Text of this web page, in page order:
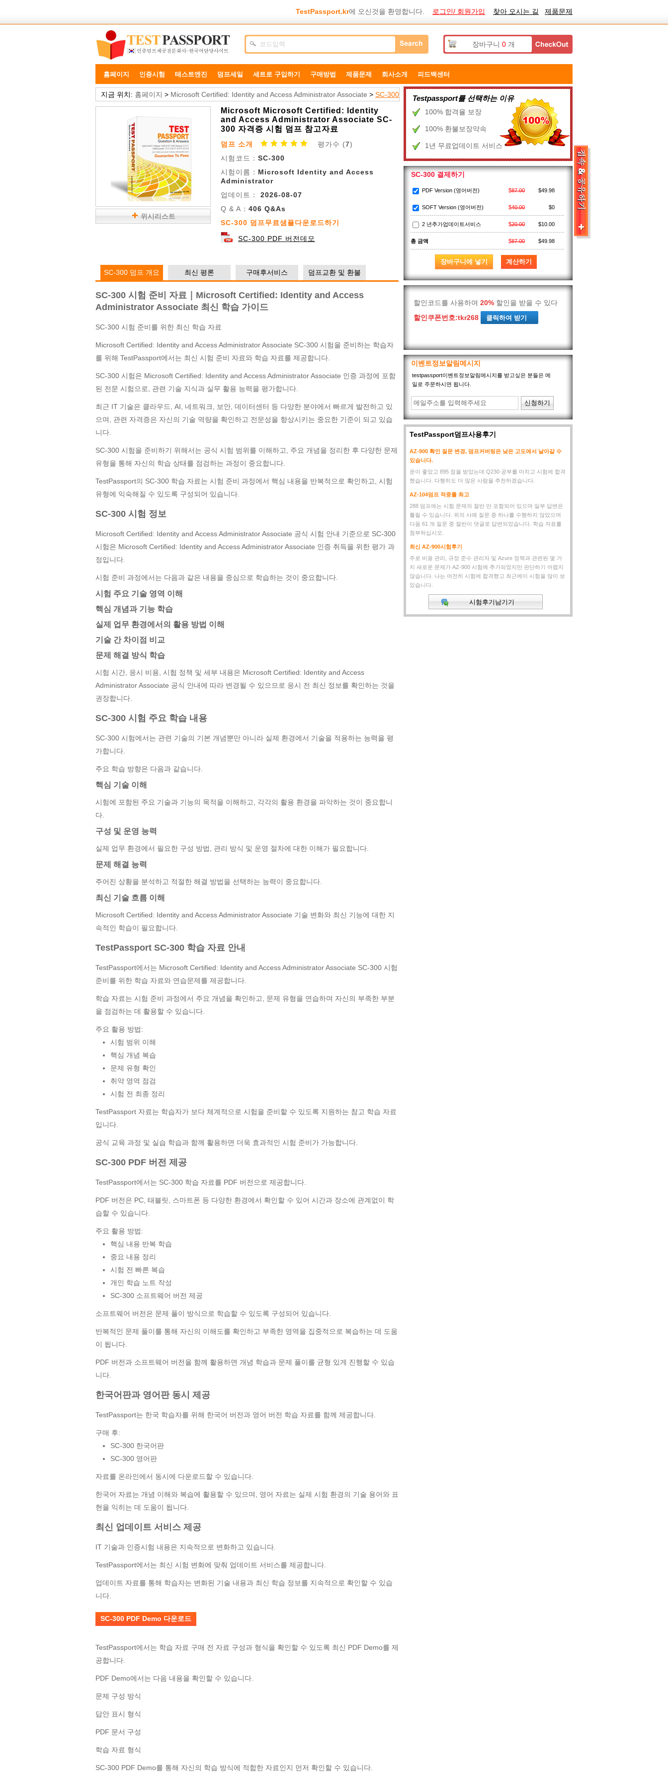
TestPassport.kr에 오신것을 환영합니다. 로그인/ 회원가입 찾아 오시는 길 제품문제
장바구니 0개
홈페이지 인증시험 테스트엔진 덤프세일 세트로 구입하기 구매방법 제품문제 희사소개 피드백센터
지금 위치: 홈페이지 > Microsoft Certified: Identity and Access Administrator Associate > SC-300
위시리스트
Microsoft Microsoft Certified: Identity
and Access Administrator Associate SC-
300 자격증 시험 덤프 참고자료
덤프 소개 평가수 (7)
시험코드： SC-300
시험이름： Microsoft Identity and Access
Administrator
업데이트：
2026-08-07
Q & A： 406 Q&As
SC-300 덤프무료샘플다운로드하기
SC-300 PDF 버전데모
SC-300 덤프 개요 최신 평론 구매후서비스 덤프교환 및 환불
SC-300 시험 준비 자료｜Microsoft Certified: Identity and Access
Administrator Associate 최신 학습 가이드
SC-300 시험 준비를 위한 최신 학습 자료
Microsoft Certified: Identity and Access Administrator Associate SC-300 시험을 준비하는 학습자
를 위해 TestPassport에서는 최신 시험 준비 자료와 학습 자료를 제공합니다.
SC-300 시험은 Microsoft Certified: Identity and Access Administrator Associate 인증 과정에 포함
된 전문 시험으로, 관련 기술 지식과 실무 활용 능력을 평가합니다.
최근 IT 기술은 클라우드, AI, 네트워크, 보안, 데이터센터 등 다양한 분야에서 빠르게 발전하고 있
으며, 관련 자격증은 자신의 기술 역량을 확인하고 전문성을 향상시키는 중요한 기준이 되고 있습
니다.
SC-300 시험을 준비하기 위해서는 공식 시험 범위를 이해하고, 주요 개념을 정리한 후 다양한 문제
유형을 통해 자신의 학습 상태를 점검하는 과정이 중요합니다.
TestPassport의 SC-300 학습 자료는 시험 준비 과정에서 핵심 내용을 반복적으로 확인하고, 시험
유형에 익숙해질 수 있도록 구성되어 있습니다.
SC-300 시험 정보
Microsoft Certified: Identity and Access Administrator Associate 공식 시험 안내 기준으로 SC-300
시험은 Microsoft Certified: Identity and Access Administrator Associate 인증 취득을 위한 평가 과
정입니다.
시험 준비 과정에서는 다음과 같은 내용을 중심으로 학습하는 것이 중요합니다.
시험 주요 기술 영역 이해
핵심 개념과 기능 학습
실제 업무 환경에서의 활용 방법 이해
기술 간 차이점 비교
문제 해결 방식 학습
시험 시간, 응시 비용, 시험 정책 및 세부 내용은 Microsoft Certified: Identity and Access
Administrator Associate 공식 안내에 따라 변경될 수 있으므로 응시 전 최신 정보를 확인하는 것을
권장합니다.
SC-300 시험 주요 학습 내용
SC-300 시험에서는 관련 기술의 기본 개념뿐만 아니라 실제 환경에서 기술을 적용하는 능력을 평
가합니다.
주요 학습 방향은 다음과 같습니다.
핵심 기술 이해
시험에 포함된 주요 기술과 기능의 목적을 이해하고, 각각의 활용 환경을 파악하는 것이 중요합니
다.
구성 및 운영 능력
실제 업무 환경에서 필요한 구성 방법, 관리 방식 및 운영 절차에 대한 이해가 필요합니다.
문제 해결 능력
주어진 상황을 분석하고 적절한 해결 방법을 선택하는 능력이 중요합니다.
최신 기술 흐름 이해
Microsoft Certified: Identity and Access Administrator Associate 기술 변화와 최신 기능에 대한 지
속적인 학습이 필요합니다.
TestPassport SC-300 학습 자료 안내
TestPassport에서는 Microsoft Certified: Identity and Access Administrator Associate SC-300 시험
준비를 위한 학습 자료와 연습문제를 제공합니다.
학습 자료는 시험 준비 과정에서 주요 개념을 확인하고, 문제 유형을 연습하며 자신의 부족한 부분
을 점검하는 데 활용할 수 있습니다.
주요 활용 방법:
시험 범위 이해
핵심 개념 복습
문제 유형 확인
취약 영역 점검
시험 전 최종 정리
TestPassport 자료는 학습자가 보다 체계적으로 시험을 준비할 수 있도록 지원하는 참고 학습 자료
입니다.
공식 교육 과정 및 실습 학습과 함께 활용하면 더욱 효과적인 시험 준비가 가능합니다.
SC-300 PDF 버전 제공
TestPassport에서는 SC-300 학습 자료를 PDF 버전으로 제공합니다.
PDF 버전은 PC, 태블릿, 스마트폰 등 다양한 환경에서 확인할 수 있어 시간과 장소에 관계없이 학
습할 수 있습니다.
주요 활용 방법:
핵심 내용 반복 학습
중요 내용 정리
시험 전 빠른 복습
개인 학습 노트 작성
SC-300 소프트웨어 버전 제공
소프트웨어 버전은 문제 풀이 방식으로 학습할 수 있도록 구성되어 있습니다.
반복적인 문제 풀이를 통해 자신의 이해도를 확인하고 부족한 영역을 집중적으로 복습하는 데 도움
이 됩니다.
PDF 버전과 소프트웨어 버전을 함께 활용하면 개념 학습과 문제 풀이를 균형 있게 진행할 수 있습
니다.
한국어판과 영어판 동시 제공
TestPassport는 한국 학습자를 위해 한국어 버전과 영어 버전 학습 자료를 함께 제공합니다.
구매 후:
SC-300 한국어판
SC-300 영어판
자료를 온라인에서 동시에 다운로드할 수 있습니다.
한국어 자료는 개념 이해와 복습에 활용할 수 있으며, 영어 자료는 실제 시험 환경의 기술 용어와 표
현을 익히는 데 도움이 됩니다.
최신 업데이트 서비스 제공
IT 기술과 인증시험 내용은 지속적으로 변화하고 있습니다.
TestPassport에서는 최신 시험 변화에 맞춰 업데이트 서비스를 제공합니다.
업데이트 자료를 통해 학습자는 변화된 기술 내용과 최신 학습 정보를 지속적으로 확인할 수 있습
니다.
SC-300 PDF Demo 다운로드
TestPassport에서는 학습 자료 구매 전 자료 구성과 형식을 확인할 수 있도록 최신 PDF Demo를 제
공합니다.
PDF Demo에서는 다음 내용을 확인할 수 있습니다.
문제 구성 방식
답안 표시 형식
PDF 문서 구성
학습 자료 형식
SC-300 PDF Demo를 통해 자신의 학습 방식에 적합한 자료인지 먼저 확인할 수 있습니다.
Testpassport를 선택하는 이유
100% 합격율 보장
100% 환불보장약속
1년 무료업데이트 서비스
SC-300 결제하기
PDF Version (영어버전) $87.00 $49.98
SOFT Version (영어버전) $40.00 $0
2 년추가업데이트서비스 $20.00 $10.00
총 금액 $87.00 $49.98
할인코드를 사용하여 20% 할인을 받을 수 있다
할인쿠폰번호:tkr268
이벤트정보알림메시지
testpassport이벤트정보알림메시지를 받고싶은 분들은 메
일로 주문하시면 됩니다.
TestPassport덤프사용후기
AZ-900 확인 질문 변경, 덤프커버링은 낮은 고도에서 날아갈 수
있습니다.
운이 좋았고 895 점을 받았는데 Q230 공부를 마치고 시험에 합격
했습니다. 다행히도 더 많은 사람을 추천하겠습니다.
AZ-104덤프 적중률 최고
288 덤프에는 시험 문제의 절반 만 포함되어 있으며 일부 답변은
틀릴 수 있습니다. 위의 사례 질문 중 하나를 수행하지 않았으며
다음 61 개 질문 중 절반이 댓글로 답변되었습니다. 학습 자료를
첨부하십시오.
최신 AZ-900시험후기
주로 비용 관리, 규정 준수 관리자 및 Azure 정책과 관련된 몇 가
지 새로운 문제가 AZ-900 시험에 추가되었지만 판단하기 어렵지
않습니다. 나는 여전히 시험에 합격했고 최근에이 시험을 많이 보
았습니다.